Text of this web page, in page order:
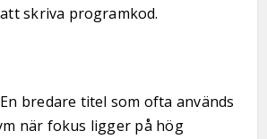
skriva programkod.
bredare titel som ofta används
när fokus ligger på hög